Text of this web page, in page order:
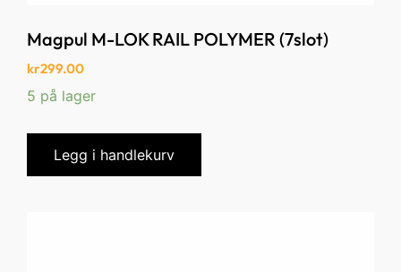
Magpul M-LOK RAIL POLYMER (7slot)
kr299.00
5 på lager
Legg i handlekurv